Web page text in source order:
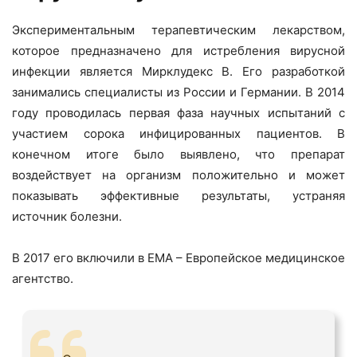
Экспериментальным терапевтическим лекарством,
которое предназначено для истребления вирусной
инфекции является Мирклудекс B. Его разработкой
занимались специалисты из России и Германии. В 2014
году проводилась первая фаза научных испытаний с
участием сорока инфицированных пациентов. В
конечном итоге было выявлено, что препарат
воздействует на организм положительно и может
показывать эффективные результаты, устраняя
источник болезни.
В 2017 его включили в ЕМА – Европейское медицинское
агентство.